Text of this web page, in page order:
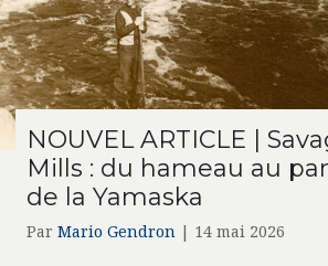
NOUVEL ARTICLE |
Mills : du hameau au
de la Yamaska
Par Mario Gendron | 14 mai 2026